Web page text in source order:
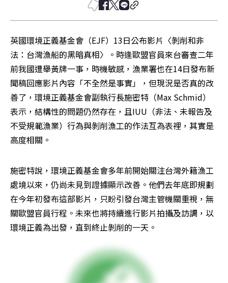
英國環境正義基金會（EJF）13日公布影片〈剝削和非
法：台灣漁船的黑暗真相〉。時逢歐盟官員來台審查二年
前我國遭舉黃牌一事，時機敏感，漁業署也在14日發布新
聞稿回應影片內容「不全然是事實」，但現況是否真的改
善了，環境正義基金會副執行長施密特（Max Schmid）
表示，結構性的問題仍然存在，且IUU（非法、未報告及
不受規範漁業）行為與剝削漁工的作法互為表裡，其實是
高度相關。
施密特說，環境正義基金會多年前開始關注台灣外籍漁工
處境以來，仍尚未見到證據顯示改善。他們去年底即規劃
在今年初發布這部影片，只盼引發台灣主管機關重視，無
關歐盟官員行程。未來也將持續進行影片拍攝及訪調，以
環境正義為出發，直到終止剝削的一天。